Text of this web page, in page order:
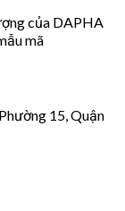
của DAPHA
mã
15, Quận